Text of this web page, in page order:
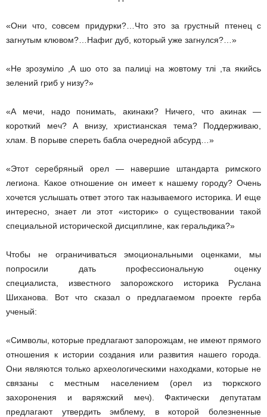
«Они что, совсем придурки?…Что это за грустный птенец с
загнутым клювом?…Нафиг дуб, который уже загнулся?…»
«Не зрозуміло ,А шо ото за палиці на жовтому тлі ,та якийсь
зелений гриб у низу?»
«А мечи, надо понимать, акинаки? Ничего, что акинак —
короткий меч? А внизу, христианская тема? Поддерживаю,
хлам. В порыве спереть бабла очередной абсурд…»
«Этот серебряный орел — навершие штандарта римского
легиона. Какое отношение он имеет к нашему городу? Очень
хочется услышать ответ этого так называемого историка. И еще
интересно, знает ли этот «историк» о существовании такой
специальной исторической дисциплине, как геральдика?»
Чтобы не ограничиваться эмоциональными оценками, мы
попросили дать профессиональную оценку
специалиста, известного запорожского историка Руслана
Шиханова. Вот что сказал о предлагаемом проекте герба
ученый:
«Символы, которые предлагают запорожцам, не имеют прямого
отношения к истории создания или развития нашего города.
Они являются только археологическими находками, которые не
связаны с местным населением (орел из тюркского
захоронения и варяжский меч). Фактически депутатам
предлагают утвердить эмблему, в которой болезненные